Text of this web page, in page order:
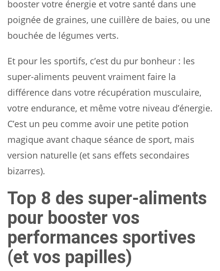
booster votre énergie et votre santé dans une
poignée de graines, une cuillère de baies, ou une
bouchée de légumes verts.
Et pour les sportifs, c’est du pur bonheur : les
super-aliments peuvent vraiment faire la
différence dans votre récupération musculaire,
votre endurance, et même votre niveau d’énergie.
C’est un peu comme avoir une petite potion
magique avant chaque séance de sport, mais
version naturelle (et sans effets secondaires
bizarres).
Top 8 des super-aliments
pour booster vos
performances sportives
(et vos papilles)